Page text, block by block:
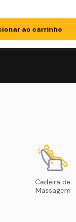
ao carrinho
Cadeira de
Massagem